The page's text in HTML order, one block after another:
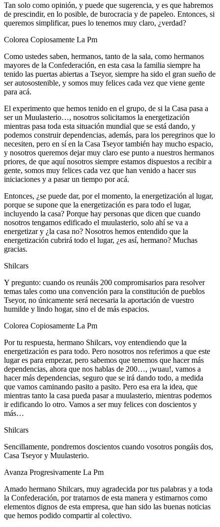
Tan solo como opinión, y puede que sugerencia, y es que habremos
de prescindir, en lo posible, de burocracia y de papeleo. Entonces, si
queremos simplificar, pues lo tenemos muy claro, ¿verdad?
Colorea Copiosamente La Pm
Como ustedes saben, hermanos, tanto de la sala, como hermanos
mayores de la Confederación, en esta casa la familia siempre ha
tenido las puertas abiertas a Tseyor, siempre ha sido el gran sueño de
ser autosostenible, y somos muy felices cada vez que viene gente
para acá.
El experimento que hemos tenido en el grupo, de si la Casa pasa a
ser un Muulasterio…, nosotros solicitamos la energetización
mientras pasa toda esta situación mundial que se está dando, y
podemos construir dependencias, además, para los peregrinos que lo
necesiten, pero en sí en la Casa Tseyor también hay mucho espacio,
y nosotros queremos dejar muy claro ese punto a nuestros hermanos
priores, de que aquí nosotros siempre estamos dispuestos a recibir a
gente, somos muy felices cada vez que han venido a hacer sus
iniciaciones y a pasar un tiempo por acá.
Entonces, ¿se puede dar, por el momento, la energetización al lugar,
porque se supone que la energetización es para todo el lugar,
incluyendo la casa? Porque hay personas que dicen que cuando
nosotros tengamos edificado el muulasterio, solo ahí se va a
energetizar y ¿la casa no? Nosotros hemos entendido que la
energetización cubrirá todo el lugar, ¿es así, hermano? Muchas
gracias.
Shilcars
Y pregunto: cuando os reunáis 200 compromisarios para resolver
temas tales como una convención para la constitución de pueblos
Tseyor, no únicamente será necesaria la aportación de vuestro
humilde y lindo hogar, sino el de más espacios.
Colorea Copiosamente La Pm
Por tu respuesta, hermano Shilcars, voy entendiendo que la
energetización es para todo. Pero nosotros nos referimos a que este
lugar es para empezar, pero sabemos que tenemos que hacer más
dependencias, ahora que nos hablas de 200…, ¡wuau!, vamos a
hacer más dependencias, seguro que se irá dando todo, a medida
que vamos caminando pasito a pasito. Pero esa era la idea, que
mientras tanto la casa pueda pasar a muulasterio, mientras podemos
ir edificando lo otro. Vamos a ser muy felices con doscientos y
más…
Shilcars
Sencillamente, pondremos doscientos cuando vosotros pongáis dos,
Casa Tseyor y Muulasterio.
Avanza Progresivamente La Pm
Amado hermano Shilcars, muy agradecida por tus palabras y a toda
la Confederación, por tratarnos de esta manera y estimarnos como
elementos dignos de esta empresa, que han sido las buenas noticias
que hemos podido compartir al colectivo.